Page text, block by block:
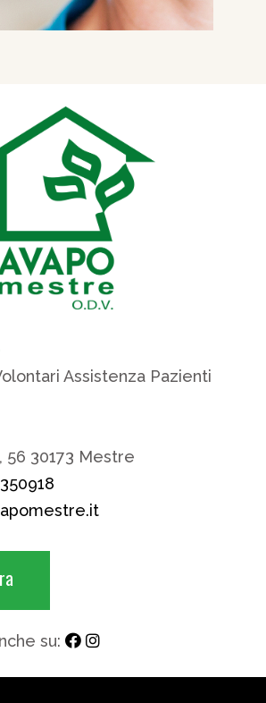
Assistenza Pazienti
56 30173 Mestre
su: